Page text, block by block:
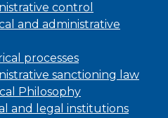
control
and administrative
processes
sanctioning law
Philosophy
and legal institutions